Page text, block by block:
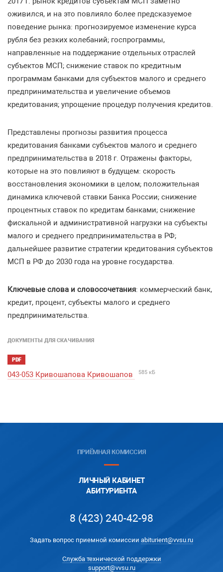
оживился, и на это повлияло более предсказуемое
поведение рынка: прогнозируемое изменение курса
рубля без резких колебаний; госпрограммы,
направленные на поддержание отдельных отраслей
субъектов МСП; снижение ставок по кредитным
программам банками для субъектов малого и среднего
предпринимательства и увеличение объемов
кредитования; упрощение процедур получения кредитов.
Представлены прогнозы развития процесса
кредитования банками субъектов малого и среднего
предпринимательства в 2018 г. Отражены факторы,
которые на это повлияют в будущем: скорость
восстановления экономики в целом; положительная
динамика ключевой ставки Банка России; снижение
процентных ставок по кредитам банками; снижение
фискальной и административной нагрузки на субъекты
малого и среднего предпринимательства в РФ;
дальнейшее развитие стратегии кредитования субъектов
МСП в РФ до 2030 года на уровне государства.
Ключевые слова и словосочетания: коммерческий банк,
кредит, процент, субъекты малого и среднего
предпринимательства.
ДОКУМЕНТЫ ДЛЯ СКАЧИВАНИЯ
PDF
043-053 Кривошапова Кривошапов 585 кБ
ПРИЁМНАЯ КОМИССИЯ
ЛИЧНЫЙ КАБИНЕТ
АБИТУРИЕНТА
8 (423) 240-42-98
Задать вопрос приемной комиссии abiturient@vvsu.ru
Служба технической поддержки
support@vvsu.ru